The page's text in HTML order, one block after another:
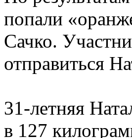
попали
Сачко.
отправиться
31-летняя
в 127